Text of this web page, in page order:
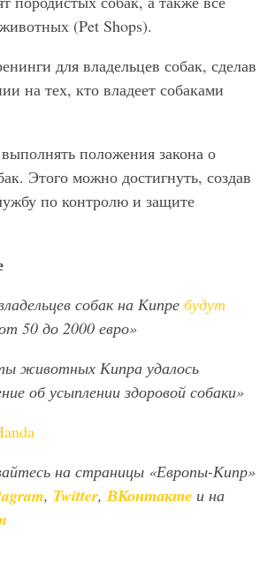
(Pet Shops).
для владельцев собак, сделав
на тех, кто владеет собаками
положения закона о
Этого можно достигнуть, создав
по контролю и защите
собак на Кипре будут
50 до 2000 евро»
животных Кипра удалось
об усыплении здоровой собаки»
на страницы «Европы-Кипр»
, Twitter, ВКонтакте и на